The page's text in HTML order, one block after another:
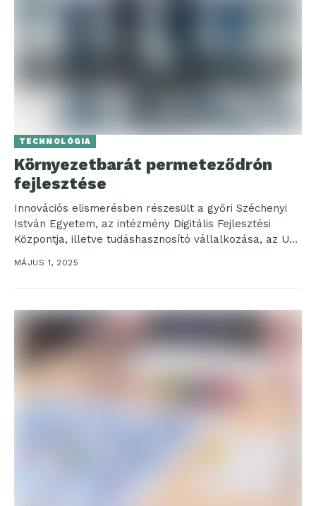
TECHNOLÓGIA
Környezetbarát permeteződrón
fejlesztése
Innovációs elismerésben részesült a győri Széchenyi
István Egyetem, az intézmény Digitális Fejlesztési
Központja, illetve tudáshasznosító vállalkozása, az Uni
Inno Zrt. A 33. Magyar...
MÁJUS 1, 2025